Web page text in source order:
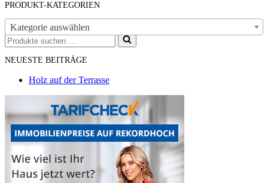
PRODUKT-KATEGORIEN
Kategorie auswählen
Suchen
nach …
NEUESTE BEITRÄGE
Holz auf der Terrasse